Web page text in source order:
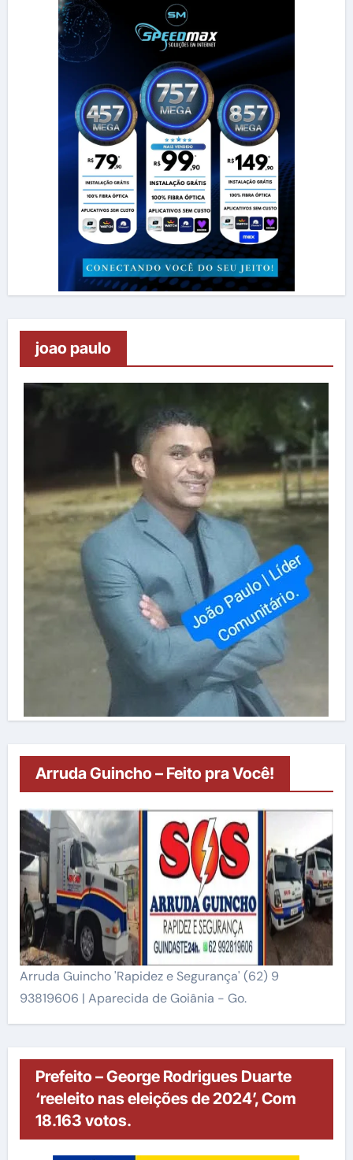
joao paulo
Arruda Guincho – Feito pra Você!
Arruda Guincho 'Rapidez e Segurança' (62) 9
93819606 | Aparecida de Goiânia - Go.
Prefeito – George Rodrigues Duarte
‘reeleito nas eleições de 2024’, Com
18.163 votos.